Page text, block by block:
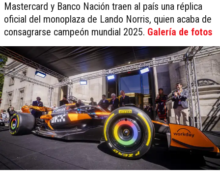
Mastercard y Banco Nación traen al país una réplica
oficial del monoplaza de Lando Norris, quien acaba de
consagrarse campeón mundial 2025. Galería de fotos